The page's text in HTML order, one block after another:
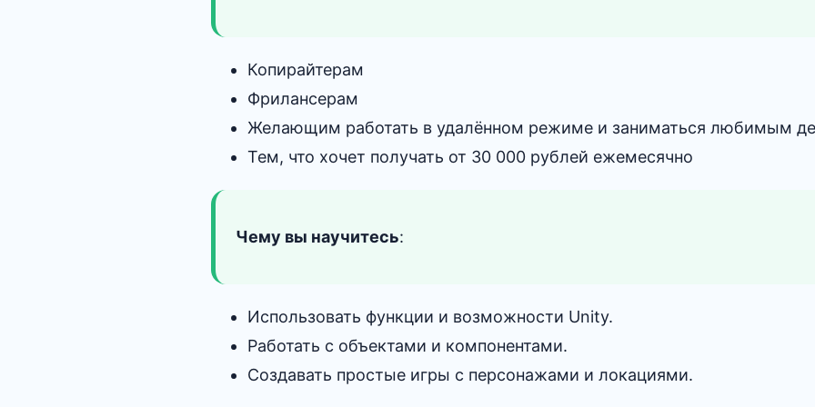
Копирайтерам
Фрилансерам
Желающим работать в удалённом режиме и заниматься любимым
Тем, что хочет получать от 30 000 рублей ежемесячно
Чему вы научитесь:
Использовать функции и возможности Unity.
Работать с объектами и компонентами.
Создавать простые игры с персонажами и локациями.